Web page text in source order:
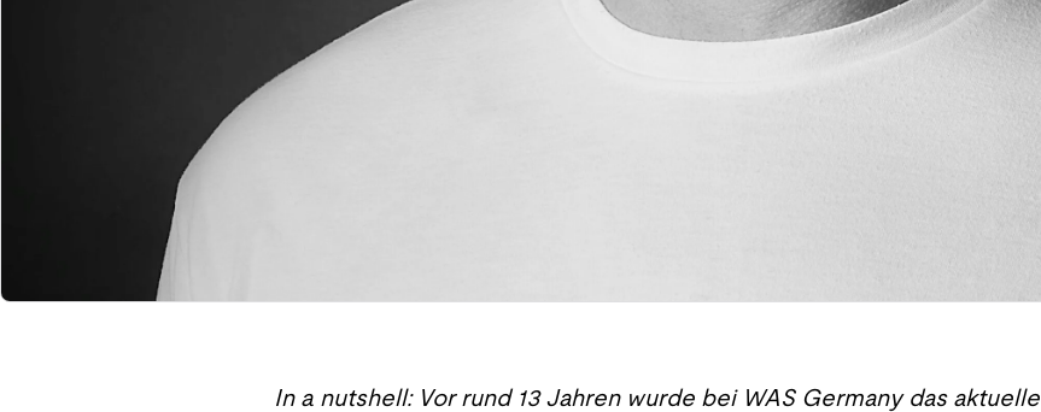
In a nutshell: Vor rund 13 Jahren wurde bei WAS Germany das aktuelle